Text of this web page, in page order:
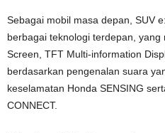
Sebagai mobil masa depan, SUV
berbagai teknologi terdepan, yang
Screen, TFT Multi-information
berdasarkan pengenalan suara
keselamatan Honda SENSING
CONNECT.